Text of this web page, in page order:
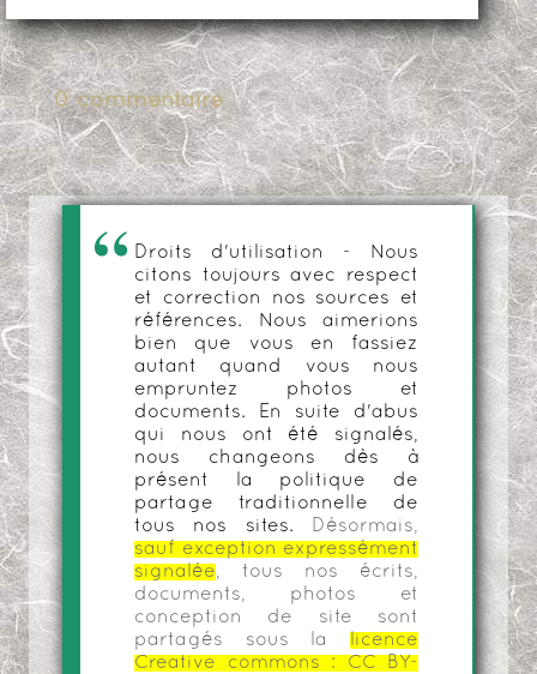
0 commentaire
Droits d'utilisation - Nous
citons toujours avec respect
et correction nos sources et
références. Nous aimerions
bien que vous en fassiez
autant quand vous nous
empruntez photos et
documents. En suite d'abus
qui nous ont été signalés,
nous changeons dès à
présent la politique de
partage traditionnelle de
tous nos sites.
Désormais,
sauf exception expressément
signalée , tous nos écrits,
documents, photos et
conception de site sont
partagés sous la
licence
Creative commons :
CC BY-